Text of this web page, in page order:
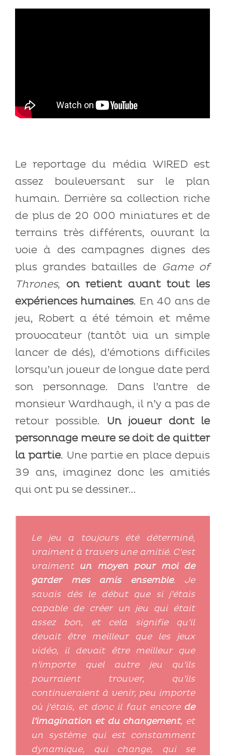
Le reportage du média WIRED est
assez bouleversant sur le plan
humain. Derrière sa collection riche
de plus de 20 000 miniatures et de
terrains très différents, ouvrant la
voie à des campagnes dignes des
plus grandes batailles de Game of
Thrones, on retient avant tout les
expériences humaines. En 40 ans de
jeu, Robert a été témoin et même
provocateur (tantôt via un simple
lancer de dés), d’émotions difficiles
lorsqu’un joueur de longue date perd
son personnage. Dans l’antre de
monsieur Wardhaugh, il n’y a pas de
retour possible. Un joueur dont le
personnage meure se doit de quitter
la partie. Une partie en place depuis
39 ans, imaginez donc les amitiés
qui ont pu se dessiner…
Le jeu a toujours été déterminé,
vraiment à travers une amitié. C’est
vraiment un moyen pour moi de
garder mes amis ensemble. Je
savais dès le début que si j’étais
capable de créer un jeu qui était
assez bon, et cela signifie qu’il
devait être meilleur que les jeux
vidéo, il devait être meilleur que
n’importe quel autre jeu qu’ils
pourraient trouver, qu’ils
continueraient à venir, peu importe
où j’étais, et donc il faut encore de
l’imagination et du changement, et
un système qui est constamment
dynamique, qui change, qui se